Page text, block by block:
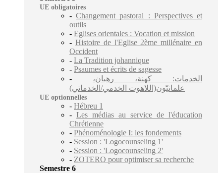
UE obligatoires
-Changement pastoral : Perspectives et
outils
- Eglises orientales : Vocation et mission
- Histoire de l'Eglise 2ème millénaire en
Occident
- La Tradition johannique
- Psaumes et écrits de sagesse
-
الخدمات: كهنة، رهبان،
علمانيّون(اللاهوت الخدمي/الخدماتي)
UE optionnelles
- Hébreu 1
- Les médias au service de l'éducation
Chrétienne
- Phénoménologie I: les fondements
- Session : 'Logocounseling 1'
- Session : 'Logocounseling 2'
- ZOTERO pour optimiser sa recherche
Semestre 6